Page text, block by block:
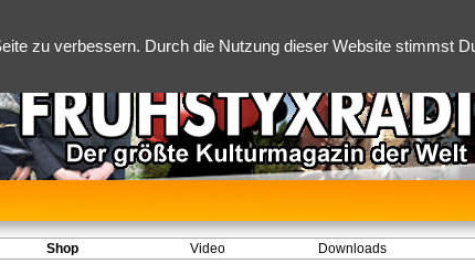
zu verbessern. Durch die Nutzung dieser Website stimmst
Shop Video Downloads